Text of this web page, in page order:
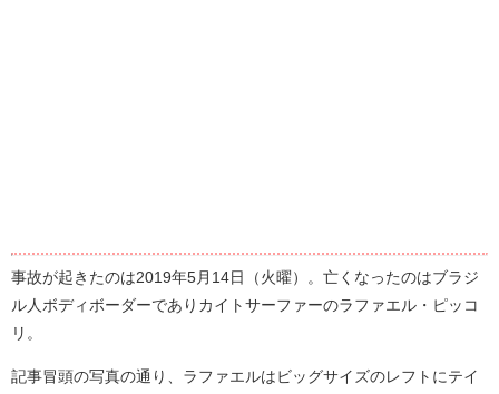
事故が起きたのは2019年5月14日（火曜）。亡くなったのはブラジ
ル人ボディボーダーでありカイトサーファーのラファエル・ピッコ
リ。
記事冒頭の写真の通り、ラファエルはビッグサイズのレフトにテイ